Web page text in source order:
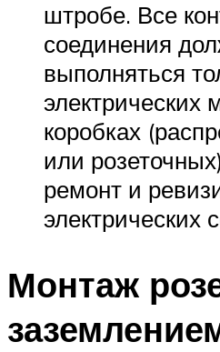
штробе. Все
соединения
выполняться
электрических
коробках
или
ремонт и
электрических
Монтаж